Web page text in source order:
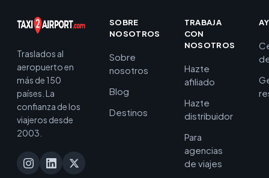
Traslados al
aeropuerto en
más de 150
países. La
confianza de los
viajeros desde
2003.
SOBRE
NOSOTROS
Sobre
nosotros
Blog
Destinos
TRABAJA
CON
NOSOTROS
Hazte
afiliado
Hazte
distribuidor
Para
agencias
de viajes